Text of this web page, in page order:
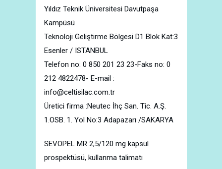
Yıldız Teknik Üniversitesi Davutpaşa
Kampüsü
Teknoloji Geliştirme Bölgesi D1 Blok Kat:3
Esenler / ISTANBUL
Telefon no: 0 850 201 23 23-Faks no: 0
212 4822478- E-mail :
info@celtisilac.com.tr
Üretici firma :Neutec İhç San. Tic. A.Ş.
1.OSB. 1. Yol No:3 Adapazarı /SAKARYA
SEVOPEL MR 2,5/120 mg kapsül
prospektüsü, kullanma talimatı